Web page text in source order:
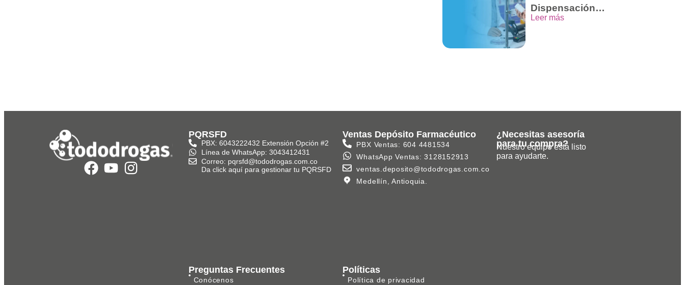
Dispensación
Segura de
Leer más
PQRSFD
PBX: 6043222432 Extensión Opción #2
Línea de WhatsApp: 3043412431
Correo: pqrsfd@tododrogas.com.co
Da click aquí para gestionar tu PQRSFD
Ventas Depósito Farmacéutico
PBX Ventas: 604 4481534
WhatsApp Ventas: 3128152913
ventas.deposito@tododrogas.com.co
Medellín, Antioquia.
¿Necesitas asesoría
para tu compra?
Nuestro equipo está listo
para ayudarte.
Preguntas Frecuentes
Conócenos
Políticas
Política de privacidad